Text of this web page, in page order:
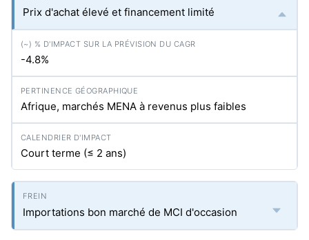
Prix d'achat élevé et financement limité
-4.8%
Afrique, marchés MENA à revenus plus faibles
Court terme (≤ 2 ans)
Importations bon marché de MCI d'occasion